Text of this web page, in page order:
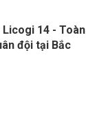
14 - Toàn
đội tại Bắc